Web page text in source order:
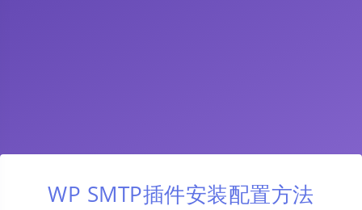
WP SMTP插件安装配置方法